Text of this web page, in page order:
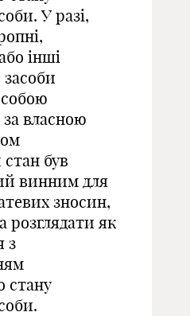
У разі,
інші
за власною
був
винним для
зносин,
розглядати як
з
стану